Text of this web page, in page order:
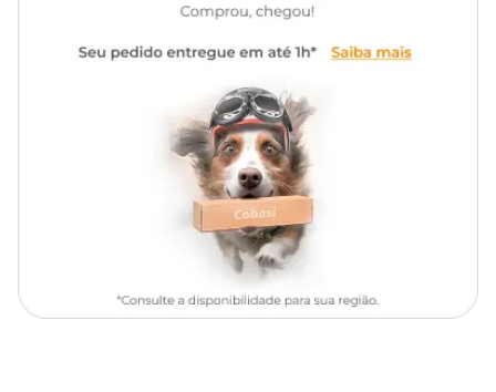
algas marinhas calcárias, lecitina de soja, farinha de trigo, fosfato
beta caroteno, bixina, corantes artificias azul indigotina, vermelho
Na Cobasi, você encontra a Ração Marine Large Flakes Tetra com
especial e excelentes ofertas.